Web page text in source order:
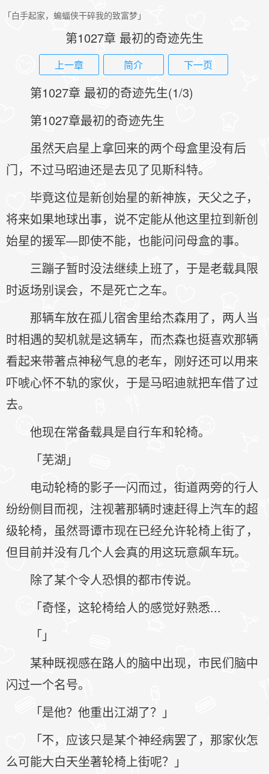
「白手起家，蝙蝠侠干碎我的致富梦」
第1027章 最初的奇迹先生
上一章 简介 下一页
第1027章 最初的奇迹先生(1/3)
第1027章最初的奇迹先生
虽然天启星上拿回来的两个母盒里没有后
门，不过马昭迪还是去见了见斯科特。
毕竟这位是新创始星的新神族，天父之子，
将来如果地球出事，说不定能从他这里拉到新创
始星的援军—即使不能，也能问问母盒的事。
三蹦子暂时没法继续上班了，于是老载具限
时返场别误会，不是死亡之车。
那辆车放在孤儿宿舍里给杰森用了，两人当
时相遇的契机就是这辆车，而杰森也挺喜欢那辆
看起来带著点神秘气息的老车，刚好还可以用来
吓唬心怀不轨的家伙，于是马昭迪就把车借了过
去。
他现在常备载具是自行车和轮椅。
「芜湖」
电动轮椅的影子一闪而过，街道两旁的行人
纷纷侧目而视，注视著那辆时速赶得上汽车的超
级轮椅，虽然哥谭市现在已经允许轮椅上街了，
但目前并没有几个人会真的用这玩意飙车玩。
除了某个令人恐惧的都市传说。
「奇怪，这轮椅给人的感觉好熟悉...
「」
某种既视感在路人的脑中出现，市民们脑中
闪过一个名号。
「是他？他重出江湖了？」
「不，应该只是某个神经病罢了，那家伙怎
么可能大白天坐著轮椅上街呢？」